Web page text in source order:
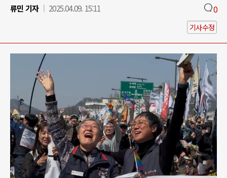
류민 기자
2025.04.09. 15:11 0
기사수정